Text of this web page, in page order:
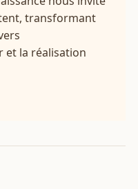
transformant
et la réalisation